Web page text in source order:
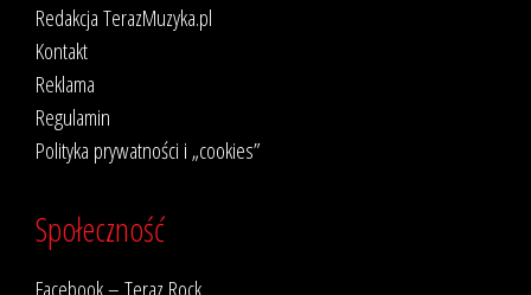
Redakcja TerazMuzyka.pl
Kontakt
Reklama
Regulamin
Polityka prywatności i „cookies”
Społeczność